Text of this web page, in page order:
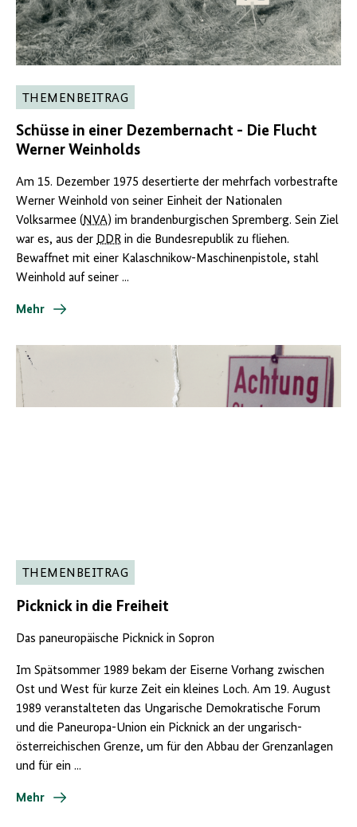
THEMENBEITRAG
Schüsse in einer Dezembernacht - Die Flucht
Werner Weinholds
Am 15. Dezember 1975 desertierte der mehrfach vorbestrafte
Werner Weinhold von seiner Einheit der Nationalen
Volksarmee (NVA) im brandenburgischen Spremberg. Sein Ziel
war es, aus der DDR in die Bundesrepublik zu fliehen.
Bewaffnet mit einer Kalaschnikow-Maschinenpistole, stahl
Weinhold auf seiner ...
Mehr
THEMENBEITRAG
Picknick in die Freiheit
Das paneuropäische Picknick in Sopron
Im Spätsommer 1989 bekam der Eiserne Vorhang zwischen
Ost und West für kurze Zeit ein kleines Loch. Am 19. August
1989 veranstalteten das Ungarische Demokratische Forum
und die Paneuropa-Union ein Picknick an der ungarisch-
österreichischen Grenze, um für den Abbau der Grenzanlagen
und für ein ...
Mehr